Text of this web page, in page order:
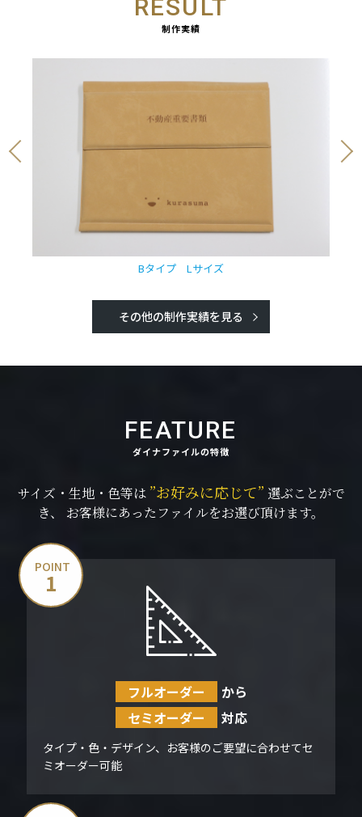
RESULT
制作実績
Bタイプ Lサイズ
その他の制作実績を見る
FEATURE
ダイナファイルの特徴
サイズ・生地・色等は ”お好みに応じて” 選ぶことがで
き、
お客様にあったファイルをお選び頂けます。
POINT
1
フルオーダー
から
セミオーダー
対応
タイプ・色・デザイン、お客様のご要望に合わせてセ
ミオーダー可能